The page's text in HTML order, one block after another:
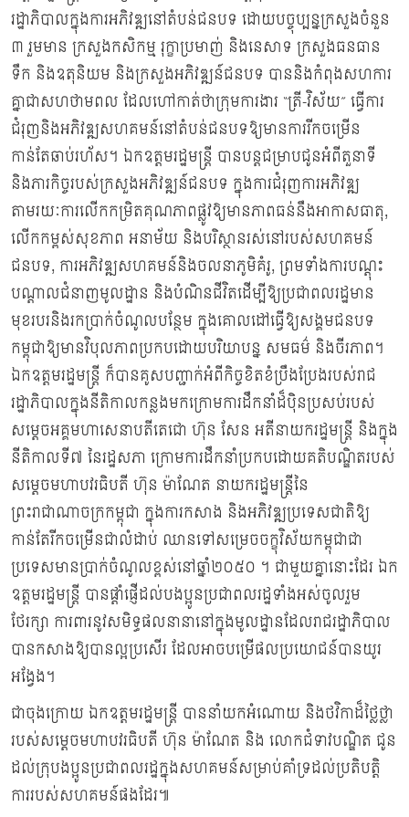
រដ្ឋាភិបាលក្នុងការអភិវឌ្ឍនៅតំបន់ជនបទ ដោយបច្ចុប្បន្នក្រសួងចំនួន
៣ រួមមាន ក្រសួងកសិកម្ម រុក្ខាប្រមាញ់ និងនេសាទ ក្រសួងធនធាន
ទឹក និងឧតុនិយម និងក្រសួងអភិវឌ្ឍន៍ជនបទ បាននិងកំពុងសហការ
គ្នាជាសហថាមពល ដែលហៅកាត់ថាក្រុមការងារ “ត្រី-វិស័យ” ធ្វើការ
ជំរុញនិងអភិវឌ្ឍសហគមន៍នៅតំបន់ជនបទឱ្យមានការរីកចម្រើន
កាន់តែឆាប់រហ័ស។ ឯកឧត្តមរដ្ឋមន្ដ្រី បានបន្ដជម្រាបជូនអំពីតួនាទី
និងភារកិច្ចរបស់ក្រសួងអភិវឌ្ឍន៍ជនបទ ក្នុងការជំរុញការអភិវឌ្ឍ
តាមរយៈការលើកកម្រិតគុណភាពផ្លូវឱ្យមានភាពធន់នឹងអាកាសធាតុ,
លើកកម្ពស់សុខភាព អនាម័យ និងបរិស្ថានរស់នៅរបស់សហគមន៍
ជនបទ, ការអភិវឌ្ឍសហគមន៍និងចលនាភូមិគំរូ, ព្រមទាំងការបណ្ដុះ
បណ្ដាលជំនាញមូលដ្ឋាន និងបំណិនជីវិតដើម្បីឱ្យប្រជាពលរដ្ឋមាន
មុខរបរនិងរកប្រាក់ចំណូលបន្ថែម ក្នុងគោលដៅធ្វើឱ្យសង្គមជនបទ
កម្ពុជាឱ្យមានវិបុលភាពប្រកបដោយបរិយាបន្ន សមធម៌ និងចីរភាព។
ឯកឧត្តមរដ្ឋមន្ដ្រី ក៏បានគូសបញ្ជាក់អំពីកិច្ចខិតខំប្រឹងប្រែងរបស់រាជ
រដ្ឋាភិបាលក្នុងនីតិកាលកន្លងមកក្រោមការដឹកនាំដ៏ប៉ិនប្រសប់របស់
សម្ដេចអគ្គមហាសេនាបតីតេជោ ហ៊ុន សែន អតីនាយករដ្ឋមន្ដ្រី និងក្នុង
នីតិកាលទី៧ នៃរដ្ឋសភា ក្រោមការដឹកនាំប្រកបដោយគតិបណ្ឌិតរបស់
សម្ដេចមហាបវរធិបតី ហ៊ុន ម៉ាណែត នាយករដ្ឋមន្ដ្រីនៃ
ព្រះរាជាណាចក្រកម្ពុជា ក្នុងការកសាង និងអភិវឌ្ឍប្រទេសជាតិឱ្យ
កាន់តែរីកចម្រើនជាលំដាប់ ឈានទៅសម្រេចចក្ខុវិស័យកម្ពុជាជា
ប្រទេសមានប្រាក់ចំណូលខ្ពស់នៅឆ្នាំ២០៥០ ។ ជាមួយគ្នានោះដែរ ឯក
ឧត្តមរដ្ឋមន្ដ្រី បានផ្ដាំផ្ញើដល់បងប្អូនប្រជាពលរដ្ឋទាំងអស់ចូលរួម
ថែរក្សា ការពារនូវសមិទ្ធផលនានានៅក្នុងមូលដ្ឋានដែលរាជរដ្ឋាភិបាល
បានកសាងឱ្យបានល្អប្រសើរ ដែលអាចបម្រើផលប្រយោជន៍បានយូរ
អង្វែង។
ជាចុងក្រោយ ឯកឧត្តមរដ្ឋមន្ដ្រី បាននាំយកអំណោយ និងថវិកាដ៏ថ្លៃថ្លា
របស់សម្ដេចមហាបវរធិបតី ហ៊ុន ម៉ាណែត និង លោកជំទាវបណ្ឌិត ជូន
ដល់ក្រុបងប្អូនប្រជាពលរដ្ឋក្នុងសហគមន៍សម្រាប់គាំទ្រដល់ប្រតិបត្តិ
ការរបស់សហគមន៍ផងដែរ៕